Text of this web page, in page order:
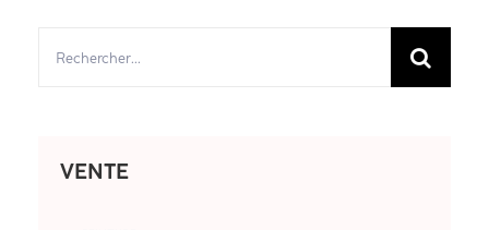
VENTE